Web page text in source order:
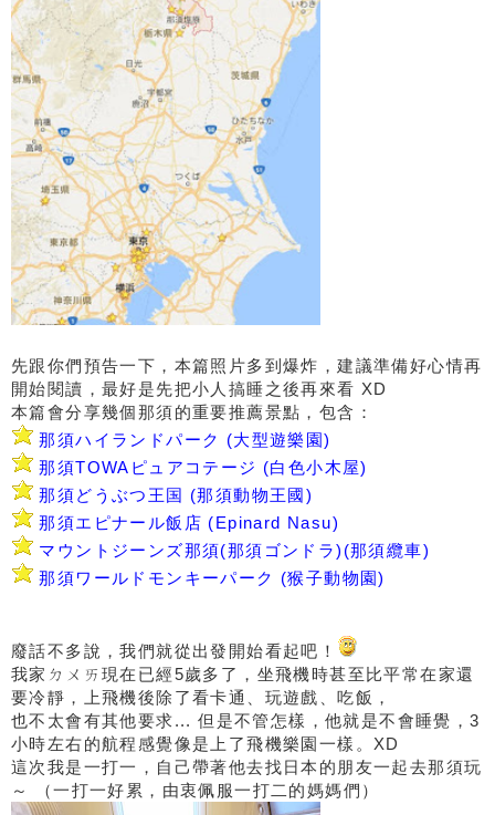
先跟你們預告一下，本篇照片多到爆炸，建議準備好心情再
開始閱讀，最好是先把小人搞睡之後再來看 XD
本篇會分享幾個那須的重要推薦景點，包含：
那須ハイランドパーク (大型遊樂園)
那須TOWAピュアコテージ (白色小木屋)
那須どうぶつ王国 (那須動物王國)
那須エピナール飯店 (Epinard Nasu)
マウントジーンズ那須(那須ゴンドラ)(那須纜車)
那須ワールドモンキーパーク (猴子動物園)
廢話不多說，我們就從出發開始看起吧！
我家ㄉㄨㄞ現在已經5歲多了，坐飛機時甚至比平常在家還
要冷靜，上飛機後除了看卡通、玩遊戲、吃飯，
也不太會有其他要求... 但是不管怎樣，他就是不會睡覺，3
小時左右的航程感覺像是上了飛機樂園一樣。XD
這次我是一打一，自己帶著他去找日本的朋友一起去那須玩
～ （一打一好累，由衷佩服一打二的媽媽們）